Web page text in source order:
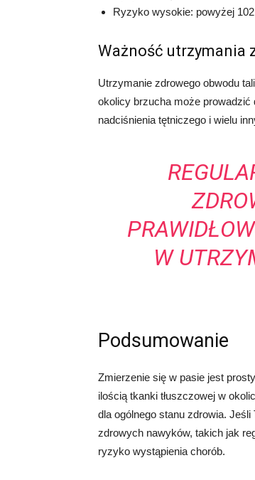
Ryzyko wysokie: powyżej
Ważność utrzymania
Utrzymanie zdrowego obwodu
okolicy brzucha może
nadciśnienia tętniczego i wielu
W
Podsumowanie
Zmierzenie się w pasie jest
ilością tkanki tłuszczowej w
dla ogólnego stanu zdrowia.
zdrowych nawyków, takich jak
ryzyko wystąpienia chorób.